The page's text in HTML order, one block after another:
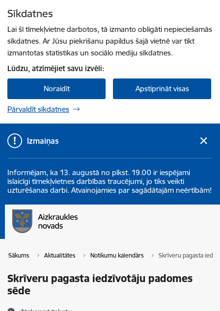
Sīkdatnes
Lai šī tīmekļvietne darbotos, tā izmanto obligāti nepieciešamās
sīkdatnes. Ar Jūsu piekrišanu papildus šajā vietnē var tikt
izmantotas statistikas un sociālo mediju sīkdatnes.
Lūdzu, atzīmējiet savu izvēli:
Noraidīt Apstiprināt visas
Pārvaldīt sīkdatnes
Izmaiņas
Informējam, ka 13. augustā no plkst. 19.00 ir iespējami
īslaicīgi tīmekļvietnes darbības traucējumi, jo tiks veikti
uzturēšanas darbi. Atvainojamies par sagādātajām neērtībām!
Sākums Aktualitātes Notikumu kalendārs Skrīveru pagasta
Skrīveru pagasta iedzīvotāju padomes
sēde